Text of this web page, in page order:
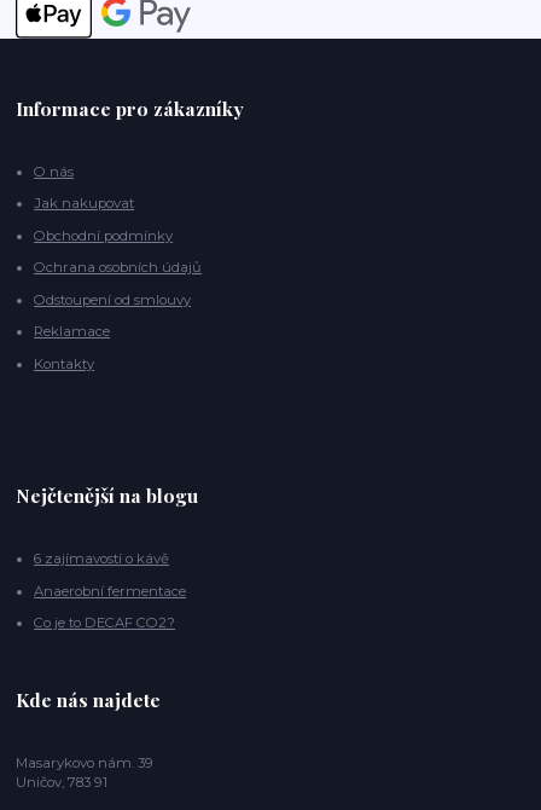
Informace pro zákazníky
O nás
Jak nakupovat
Obchodní podmínky
Ochrana osobních údajů
Odstoupení od smlouvy
Reklamace
Kontakty
Nejčtenější na blogu
6 zajímavostí o kávě
Anaerobní fermentace
Co je to DECAF CO2?
Kde nás najdete
Masarykovo nám. 39
Uničov, 783 91